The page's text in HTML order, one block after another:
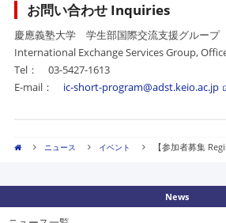
お問い合わせ Inquiries
慶應義塾大学 学生部国際交流支援グループ
International Exchange Services Group,
Tel： 03-5427-1613
E-mail： ic-short-program@adst.keio.ac.jp
ニュース イベント 【参加者募集
News